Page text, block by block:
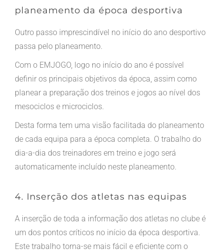
planeamento da época desportiva
Outro passo imprescindível no início do ano desportivo
passa pelo planeamento.
Com o EMJOGO, logo no início do ano é possível
definir os principais objetivos da época, assim como
planear a preparação dos treinos e jogos ao nível dos
mesociclos e microciclos.
Desta forma tem uma visão facilitada do planeamento
de cada equipa para a época completa. O trabalho do
dia-a-dia dos treinadores em treino e jogo será
automaticamente incluído neste planeamento.
4. Inserção dos atletas nas equipas
A inserção de toda a informação dos atletas no clube é
um dos pontos críticos no início da época desportiva.
Este trabalho torna-se mais fácil e eficiente com o